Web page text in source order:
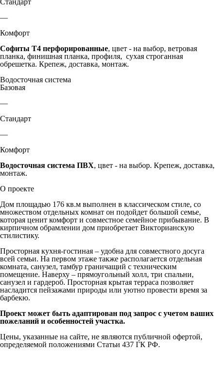
Стандарт
—
Комфорт
Софиты Т4 перфорированные, цвет - на выбор, ветровая
планка, финишная планка, профиля, сухая строганная
обрешетка. Крепеж, доставка, монтаж.
Водосточная система
Базовая
—
Стандарт
—
Комфорт
Водосточная система ПВХ, цвет - на выбор. Крепеж, доставка,
монтаж.
О проекте
Дом площадью 176 кв.м выполнен в классическом стиле, со
множеством отдельных комнат он подойдет большой семье,
которая ценит комфорт и совместное семейное прибывание. В
кирпичном обрамлении дом приобретает Викторианскую
стилистику.
Просторная кухня-гостиная – удобна для совместного досуга
всей семьи. На первом этаже также располагается отдельная
комната, санузел, тамбур граничащий с техническим
помещение. Наверху – прямоугольный холл, три спальни,
санузел и гардероб. Просторная крытая терраса позволяет
насладится пейзажами природы или уютно провести время за
барбекю.
Проект может быть адаптирован под запрос с учетом ваших
пожеланий и особенностей участка.
Цены, указанные на сайте, не являются публичной офертой,
определяемой положениями Статьи 437 ГК РФ.